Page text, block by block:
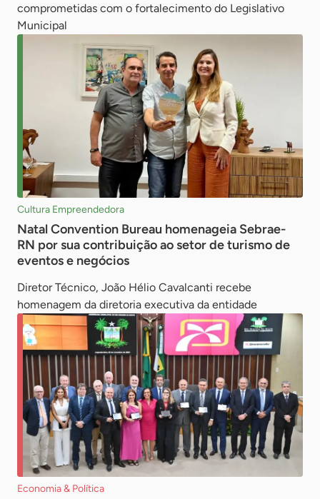
comprometidas com o fortalecimento do Legislativo
Municipal
Cultura Empreendedora
Natal Convention Bureau homenageia Sebrae-
RN por sua contribuição ao setor de turismo de
eventos e negócios
Diretor Técnico, João Hélio Cavalcanti recebe
homenagem da diretoria executiva da entidade
Economia & Política